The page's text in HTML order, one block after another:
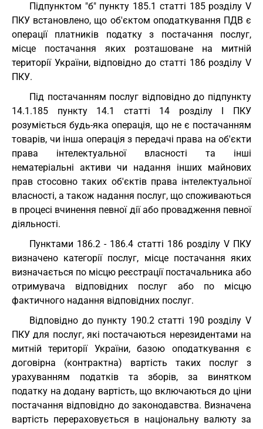
Підпунктом "б" пункту 185.1 статті 185 розділу V
ПКУ встановлено, що об'єктом оподаткування ПДВ є
операції платників податку з постачання послуг,
місце постачання яких розташоване на митній
території України, відповідно до статті 186 розділу V
ПКУ.
Під постачанням послуг відповідно до підпункту
14.1.185 пункту 14.1 статті 14 розділу I ПКУ
розуміється будь-яка операція, що не є постачанням
товарів, чи інша операція з передачі права на об'єкти
права інтелектуальної власності та інші
нематеріальні активи чи надання інших майнових
прав стосовно таких об'єктів права інтелектуальної
власності, а також надання послуг, що споживаються
в процесі вчинення певної дії або провадження певної
діяльності.
Пунктами 186.2 - 186.4 статті 186 розділу V ПКУ
визначено категорії послуг, місце постачання яких
визначається по місцю реєстрації постачальника або
отримувача відповідних послуг або по місцю
фактичного надання відповідних послуг.
Відповідно до пункту 190.2 статті 190 розділу V
ПКУ для послуг, які постачаються нерезидентами на
митній території України, базою оподаткування є
договірна (контрактна) вартість таких послуг з
урахуванням податків та зборів, за винятком
податку на додану вартість, що включаються до ціни
постачання відповідно до законодавства. Визначена
вартість перераховується в національну валюту за